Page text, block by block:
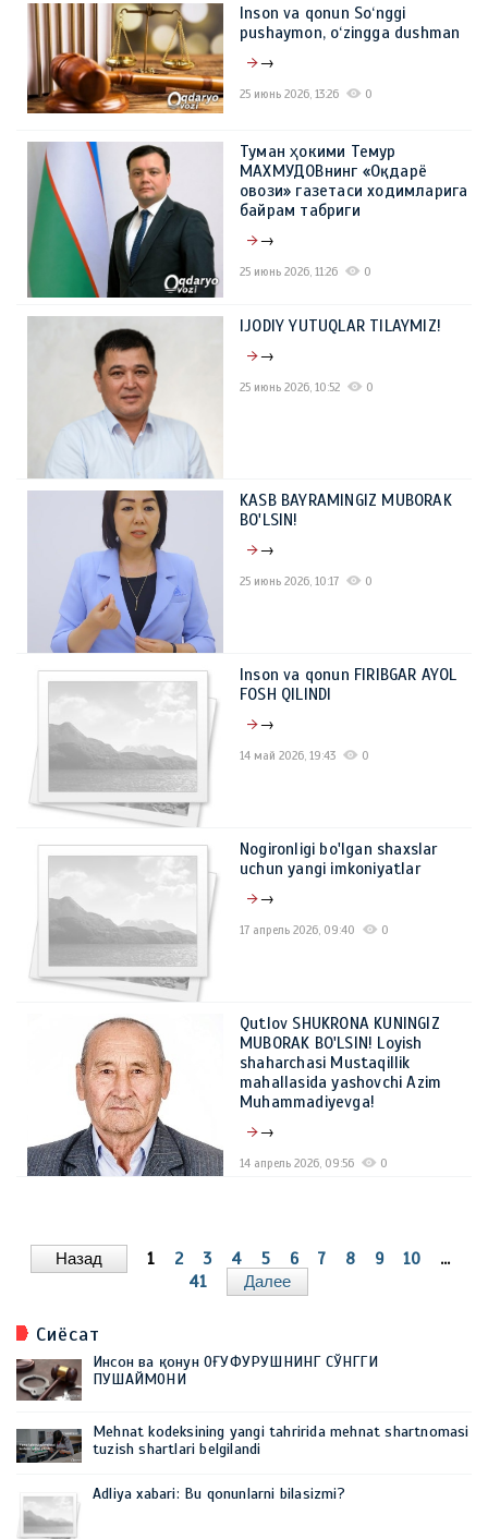
Inson va qonun So‘nggi
pushaymon, o‘zingga dushman
→
25 июнь 2026, 13:26 0
Туман ҳокими Темур
МАХМУДОВнинг «Оқдарё
овози» газетаси ходимларига
байрам табриги
→
25 июнь 2026, 11:26 0
IJODIY YUTUQLAR TILAYMIZ!
→
25 июнь 2026, 10:52 0
KASB BAYRAMINGIZ MUBORAK
BO'LSIN!
→
25 июнь 2026, 10:17 0
Inson va qonun FIRIBGAR AYOL
FOSH QILINDI
→
14 май 2026, 19:43 0
Nogironligi bo'lgan shaxslar
uchun yangi imkoniyatlar
→
17 апрель 2026, 09:40 0
Qutlov SHUKRONA KUNINGIZ
MUBORAK BO'LSIN! Loyish
shaharchasi Mustaqillik
mahallasida yashovchi Azim
Muhammadiyevga!
→
14 апрель 2026, 09:56 0
Назад 1 2 3 4 5 6 7 8 9 10
...
41
Далее
Сиёсат
Инсон ва қонун ОҒУФУРУШНИНГ СЎНГГИ
ПУШАЙМОНИ
Mehnat kodeksining yangi tahririda mehnat shartnomasi
tuzish shartlari belgilandi
Adliya xabari: Bu qonunlarni bilasizmi?